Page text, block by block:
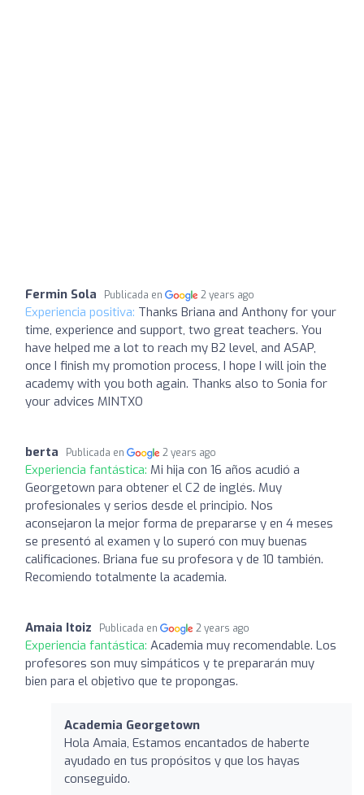
Fermin Sola Publicada en 2 years ago
Experiencia positiva: Thanks Briana and Anthony for your
time, experience and support, two great teachers. You
have helped me a lot to reach my B2 level, and ASAP,
once I finish my promotion process, I hope I will join the
academy with you both again. Thanks also to Sonia for
your advices MINTXO
berta Publicada en 2 years ago
Experiencia fantástica: Mi hija con 16 años acudió a
Georgetown para obtener el C2 de inglés. Muy
profesionales y serios desde el principio. Nos
aconsejaron la mejor forma de prepararse y en 4 meses
se presentó al examen y lo superó con muy buenas
calificaciones. Briana fue su profesora y de 10 también.
Recomiendo totalmente la academia.
Amaia Itoiz Publicada en 2 years ago
Experiencia fantástica: Academia muy recomendable. Los
profesores son muy simpáticos y te prepararán muy
bien para el objetivo que te propongas.
Academia Georgetown
Hola Amaia, Estamos encantados de haberte
ayudado en tus propósitos y que los hayas
conseguido.